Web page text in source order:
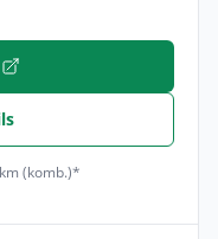
(komb.)*